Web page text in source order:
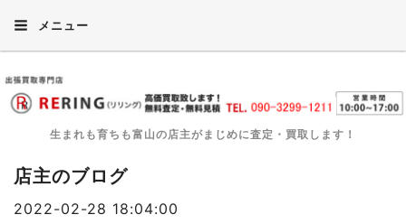
メニュー
生まれも育ちも富山の店主がまじめに査定・買取します！
店主のブログ
2022-02-28 18:04:00